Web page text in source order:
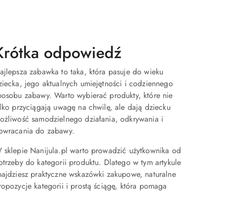
odpowiedź
zabawka to taka, która pasuje do wieku
jego aktualnych umiejętności i codziennego
zabawy. Warto wybierać produkty, które nie
przyciągają uwagę na chwilę, ale dają dziecku
samodzielnego działania, odkrywania i
do zabawy.
sklepie Nanijula.pl warto prowadzić użytkownika od
do kategorii produktu. Dlatego w tym artykule
praktyczne wskazówki zakupowe, naturalne
kategorii i prostą ściągę, która pomaga